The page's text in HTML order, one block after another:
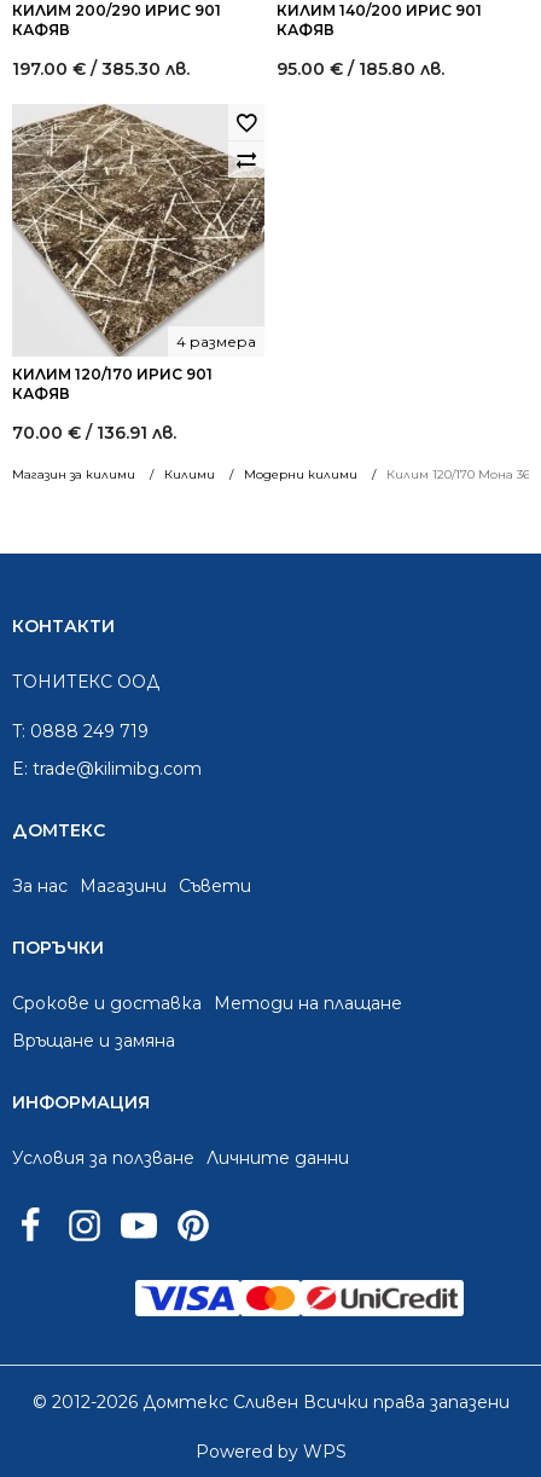
Магазин за килими Килими Модерни килими Килим 120/170 Мона 366
КИЛИМ 200/290 ИРИС 901
КАФЯВ
197.00 € / 385.30 лв.
КИЛИМ 140/200 ИРИС 901
КАФЯВ
95.00 € / 185.80 лв.
КИЛИМ 120/170 ИРИС 901
КАФЯВ
4 размера
70.00 € / 136.91 лв.
КОНТАКТИ
ТОНИТЕКС ООД
T: 0888 249 719
E: trade@kilimibg.com
ДОМТЕКС
За нас Mагазини Съвети
ПОРЪЧКИ
Срокове и доставка
Методи на плащане
Връщане и замяна
ИНФОРМАЦИЯ
Условия за ползване Личните данни
© 2012-2026 Домтекс Сливен Всички права запазени
Powered by WPS